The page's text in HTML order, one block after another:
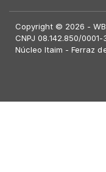
Copyright © 2026 -
CNPJ 08.142.850/
Núcleo Itaim - Ferraz